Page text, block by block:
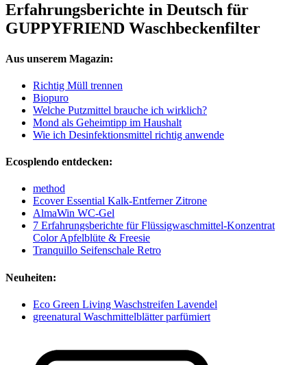
Erfahrungsberichte in Deutsch für
GUPPYFRIEND Waschbeckenfilter
Aus unserem Magazin:
Richtig Müll trennen
Biopuro
Welche Putzmittel brauche ich wirklich?
Mond als Geheimtipp im Haushalt
Wie ich Desinfektionsmittel richtig anwende
Ecosplendo entdecken:
method
Ecover Essential Kalk-Entferner Zitrone
AlmaWin WC-Gel
7 Erfahrungsberichte für Flüssigwaschmittel-Konzentrat
Color Apfelblüte & Freesie
Tranquillo Seifenschale Retro
Neuheiten:
Eco Green Living Waschstreifen Lavendel
greenatural Waschmittelblätter parfümiert